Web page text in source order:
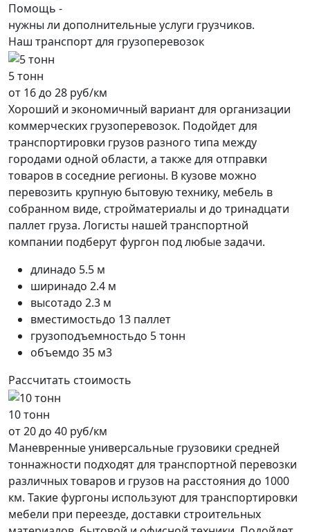
Помощь -
нужны ли дополнительные услуги грузчиков.
Наш транспорт для грузоперевозок
5 тонн
от 16 до 28 руб/км
Хороший и экономичный вариант для организации
коммерческих грузоперевозок. Подойдет для
транспортировки грузов разного типа между
городами одной области, а также для отправки
товаров в соседние регионы. В кузове можно
перевозить крупную бытовую технику, мебель в
собранном виде, стройматериалы и до тринадцати
паллет груза. Логисты нашей транспортной
компании подберут фургон под любые задачи.
длинадо 5.5 м
ширинадо 2.4 м
высотадо 2.3 м
вместимостьдо 13 паллет
грузоподъемностьдо 5 тонн
объемдо 35 м3
Рассчитать стоимость
10 тонн
от 20 до 40 руб/км
Маневренные универсальные грузовики средней
тоннажности подходят для транспортной перевозки
различных товаров и грузов на расстояния до 1000
км. Такие фургоны используют для транспортировки
мебели при переезде, доставки строительных